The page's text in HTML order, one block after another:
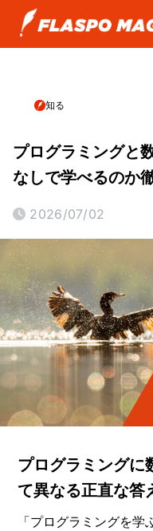
知る
プログラミングと
なしで学べるのか
2026/07/02
プログラミングに
て異なる正直な答
「プログラミングを